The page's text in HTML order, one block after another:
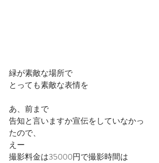
緑が素敵な場所で
とっても素敵な表情を
あ、前まで
告知と言いますか宣伝をしていなかっ
たので、
えー
撮影料金は35000円で撮影時間は